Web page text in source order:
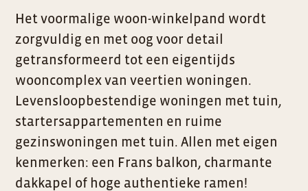
Het voormalige woon-winkelpand wordt
zorgvuldig en met oog voor detail
getransformeerd tot een eigentijds
wooncomplex van veertien woningen.
Levensloopbestendige woningen met tuin,
startersappartementen en ruime
gezinswoningen met tuin. Allen met eigen
kenmerken: een Frans balkon, charmante
dakkapel of hoge authentieke ramen!